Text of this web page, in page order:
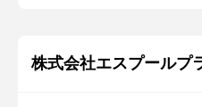
株式会社エスプールプ